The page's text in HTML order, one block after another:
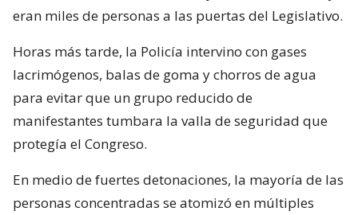
eran miles de personas a las puertas del Legislativo.
Horas más tarde, la Policía intervino con gases
lacrimógenos, balas de goma y chorros de agua
para evitar que un grupo reducido de
manifestantes tumbara la valla de seguridad que
protegía el Congreso.
En medio de fuertes detonaciones, la mayoría de las
personas concentradas se atomizó en múltiples